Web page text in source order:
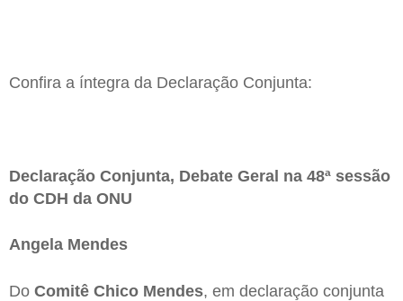
Confira a íntegra da Declaração Conjunta:
Declaração Conjunta, Debate Geral na 48ª sessão
do CDH da ONU
Angela Mendes
Do Comitê Chico Mendes, em declaração conjunta